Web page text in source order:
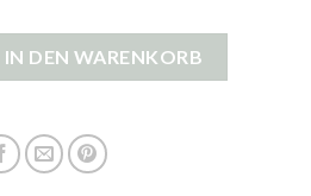
IN DEN WARENKORB